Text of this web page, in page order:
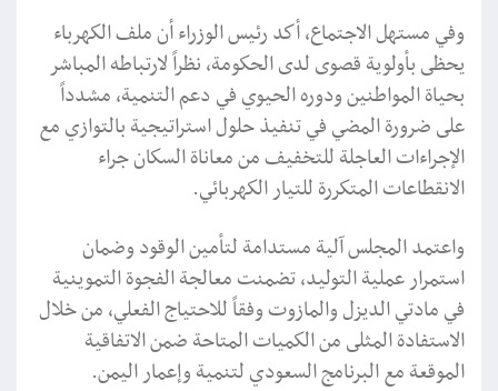
وفي مستهل الاجتماع، أكد رئيس الوزراء أن ملف الكهرباء
يحظى بأولوية قصوى لدى الحكومة، نظراً لارتباطه المباشر
بحياة المواطنين ودوره الحيوي في دعم التنمية، مشدداً
على ضرورة المضي في تنفيذ حلول استراتيجية بالتوازي مع
الإجراءات العاجلة للتخفيف من معاناة السكان جراء
الانقطاعات المتكررة للتيار الكهربائي.
واعتمد المجلس آلية مستدامة لتأمين الوقود وضمان
استمرار عملية التوليد، تضمنت معالجة الفجوة التموينية
في مادتي الديزل والمازوت وفقاً للاحتياج الفعلي، من خلال
الاستفادة المثلى من الكميات المتاحة ضمن الاتفاقية
الموقعة مع البرنامج السعودي لتنمية وإعمار اليمن.